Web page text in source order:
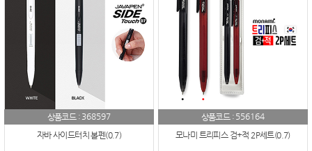
상품코드 : 368597
자바 사이드터치 볼펜(0.7)
상품코드 : 556164
모나미 트리피스 검+적 2P세트(0.7)